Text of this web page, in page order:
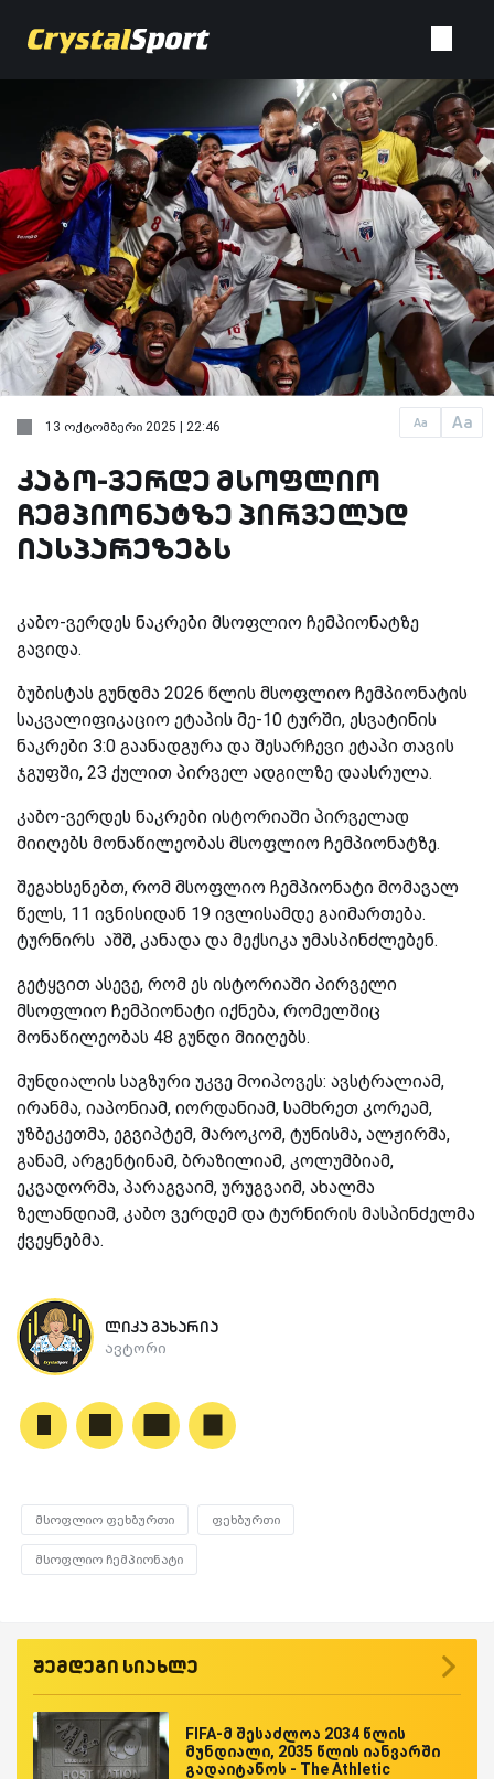
Aa Aa
13 ოქტომბერი 2025 | 22:46
კაბო-ვერდე მსოფლიო
ჩემპიონატზე პირველად
იასპარეზებს
კაბო-ვერდეს ნაკრები მსოფლიო ჩემპიონატზე
გავიდა.
ბუბისტას გუნდმა 2026 წლის მსოფლიო ჩემპიონატის
საკვალიფიკაციო ეტაპის მე-10 ტურში, ესვატინის
ნაკრები 3:0 გაანადგურა და შესარჩევი ეტაპი თავის
ჯგუფში, 23 ქულით პირველ ადგილზე დაასრულა.
კაბო-ვერდეს ნაკრები ისტორიაში პირველად
მიიღებს მონაწილეობას მსოფლიო ჩემპიონატზე.
შეგახსენებთ, რომ მსოფლიო ჩემპიონატი მომავალ
წელს, 11 ივნისიდან 19 ივლისამდე გაიმართება.
ტურნირს აშშ, კანადა და მექსიკა უმასპინძლებენ.
გეტყვით ასევე, რომ ეს ისტორიაში პირველი
მსოფლიო ჩემპიონატი იქნება, რომელშიც
მონაწილეობას 48 გუნდი მიიღებს.
მუნდიალის საგზური უკვე მოიპოვეს: ავსტრალიამ,
ირანმა, იაპონიამ, იორდანიამ, სამხრეთ კორეამ,
უზბეკეთმა, ეგვიპტემ, მაროკომ, ტუნისმა, ალჟირმა,
განამ, არგენტინამ, ბრაზილიამ, კოლუმბიამ,
ეკვადორმა, პარაგვაიმ, ურუგვაიმ, ახალმა
ზელანდიამ, კაბო ვერდემ და ტურნირის მასპინძელმა
ქვეყნებმა.
ლიკა გახარია
ავტორი
მსოფლიო ფეხბურთი ფეხბურთი
მსოფლიო ჩემპიონატი
შემდეგი სიახლე
FIFA-მ შესაძლოა 2034 წლის
მუნდიალი, 2035 წლის იანვარში
გადაიტანოს - The Athletic